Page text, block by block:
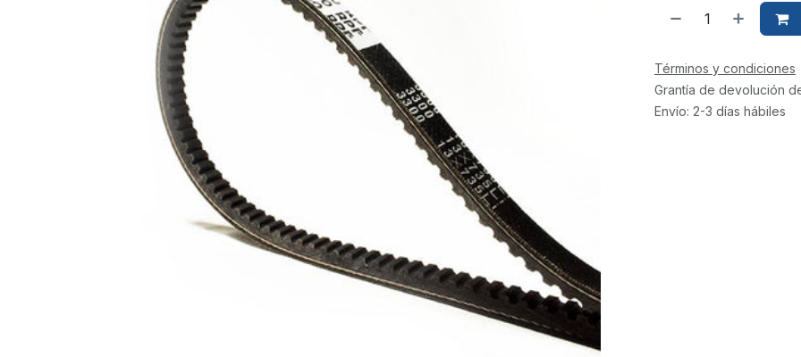
Términos y condiciones
Grantía de devolución
Envío: 2-3 días hábiles